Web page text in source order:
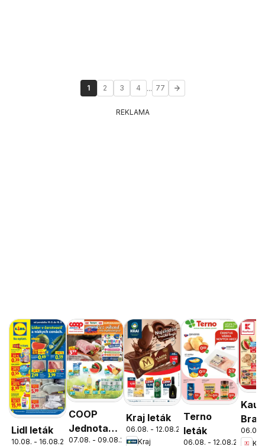
1 2 3 4 ... 77
REKLAMA
Lidl leták
10.08. - 16.08.2026
COOP
Jednota
cez víkend
07.08. - 09.08.2026
Kraj leták
06.08. - 12.08.2026
Kraj
Terno
leták
06.08. - 12.08.2026
Nové
06.08.